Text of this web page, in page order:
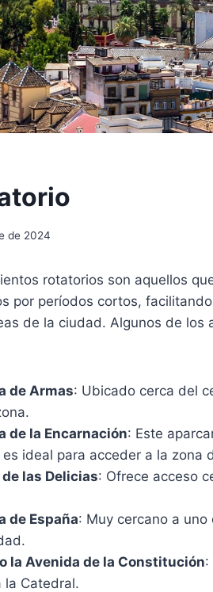
de 2024
rotatorios son aquellos
por períodos cortos,
de la ciudad. Algunos de los
de Armas: Ubicado cerca del
de la Encarnación: Este
ideal para acceder a la zona
las Delicias: Ofrece acceso
de España: Muy cercano a
la Avenida de la Constitución:
la Catedral.